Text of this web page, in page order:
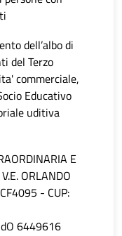
dell’albo di
del Terzo
commerciale,
Educativo
uditiva
E
ORLANDO
- CUP:
6449616